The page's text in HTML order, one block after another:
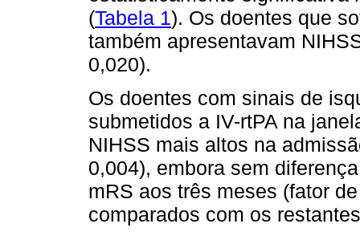
(Tabela 1). Os doentes que
também apresentavam
0,020).
Os doentes com sinais de
submetidos a IV-rtPA na
NIHSS mais altos na
0,004), embora sem
mRS aos três meses (fator
comparados com os